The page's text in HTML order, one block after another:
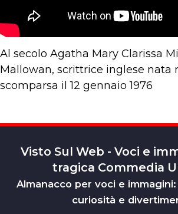
Al secolo Agatha Mary Clarissa
Mallowan, scrittrice inglese nata
scomparsa il 12 gennaio 1976
Visto Sul Web - Voci e
tragica Commedia
Almanacco per voci e
curiosità e